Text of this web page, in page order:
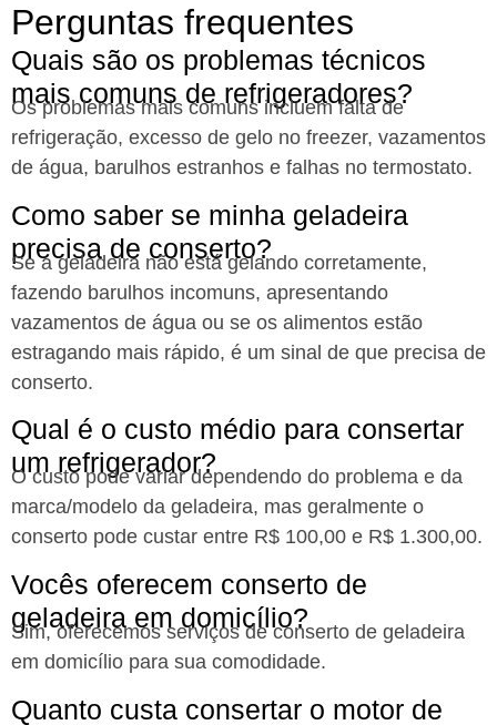
Perguntas frequentes
Quais são os problemas técnicos
mais comuns de refrigeradores?​
Os problemas mais comuns incluem falta de
refrigeração, excesso de gelo no freezer, vazamentos
de água, barulhos estranhos e falhas no termostato.
Como saber se minha geladeira
precisa de conserto?​
Se a geladeira não está gelando corretamente,
fazendo barulhos incomuns, apresentando
vazamentos de água ou se os alimentos estão
estragando mais rápido, é um sinal de que precisa de
conserto.
Qual é o custo médio para consertar
um refrigerador?​
O custo pode variar dependendo do problema e da
marca/modelo da geladeira, mas geralmente o
conserto pode custar entre R$ 100,00 e R$ 1.300,00.
Vocês oferecem conserto de
geladeira em domicílio?​
Sim, oferecemos serviços de conserto de geladeira
em domicílio para sua comodidade.
Quanto custa consertar o motor de